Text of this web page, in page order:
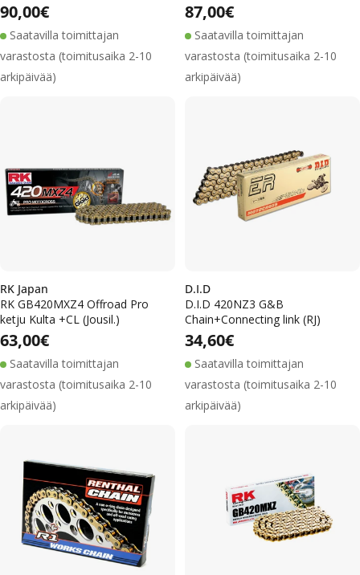
Normaalihinta
90,00€
Saatavilla toimittajan
varastosta (toimitusaika 2-10
arkipäivää)
Normaalihinta
87,00€
Saatavilla toimittajan
varastosta (toimitusaika 2-10
arkipäivää)
RK Japan
RK GB420MXZ4 Offroad Pro
ketju Kulta +CL (Jousil.)
Normaalihinta
63,00€
Saatavilla toimittajan
varastosta (toimitusaika 2-10
arkipäivää)
D.I.D
D.I.D 420NZ3 G&B
Chain+Connecting link (RJ)
Normaalihinta
34,60€
Saatavilla toimittajan
varastosta (toimitusaika 2-10
arkipäivää)